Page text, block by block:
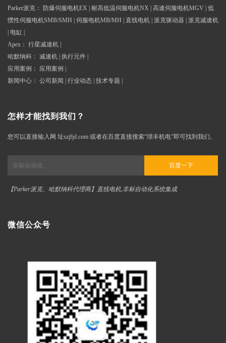
Parker派克 ： 防爆伺服电机EX 耐高低温伺服电机NX 高速伺服电机MGV 低
惯性伺服电机SMB/SMH
伺服电机MB/MH 直线电机 派克驱动器
派克减速机
电缸
Apex ： 行星减速机
哈默纳科 ： 减速机 执行元件
应用案例 ： 应用案例
新闻中心 ： 公司新闻 行业动态 技术专题
怎样才能找到我们？
您可以直接输入网 址szjfjd.com 或者在百度直接搜索“璟丰机电”即可找到我们。
百度一下
【Parker派克、哈默纳科代理商】直线电机,非标自动化系统集成
微信公众号